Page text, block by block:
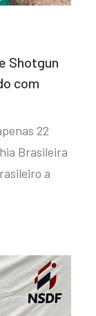
Shotgun
com
22
Brasileira
a